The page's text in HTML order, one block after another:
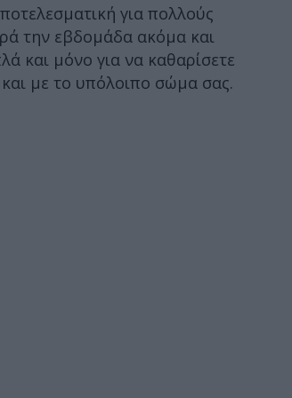
για πολλούς
την εβδομάδα ακόμα και
και μόνο για να καθαρίσετε
με το υπόλοιπο σώμα σας.